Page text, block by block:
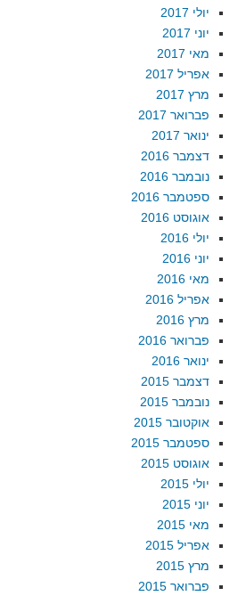
יולי 2017
יוני 2017
מאי 2017
אפריל 2017
מרץ 2017
פברואר 2017
ינואר 2017
דצמבר 2016
נובמבר 2016
ספטמבר 2016
אוגוסט 2016
יולי 2016
יוני 2016
מאי 2016
אפריל 2016
מרץ 2016
פברואר 2016
ינואר 2016
דצמבר 2015
נובמבר 2015
אוקטובר 2015
ספטמבר 2015
אוגוסט 2015
יולי 2015
יוני 2015
מאי 2015
אפריל 2015
מרץ 2015
פברואר 2015